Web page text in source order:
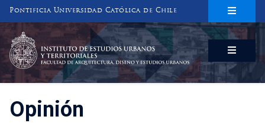
Pontificia Universidad Católica de Chile
INSTITUTO DE ESTUDIOS URBANOS
Y TERRITORIALES
FACULTAD DE ARQUITECTURA, DISEÑO Y ESTUDIOS URBANOS
Opinión